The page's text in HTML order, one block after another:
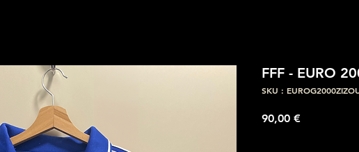
FFF - EURO
SKU :
90,00 €Prix